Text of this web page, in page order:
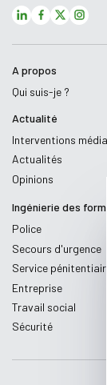
A propos
Qui suis-je ?
Actualité
Interventions
Actualités
Opinions
Ingénierie des
Police
Secours d'urgence
Service pénitentiaire
Entreprise
Travail social
Sécurité